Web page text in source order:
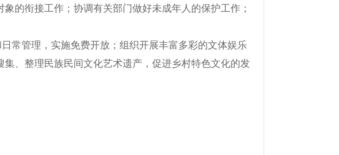
的衔接工作；协调有关部门做好未成年人的保护工作；
常管理，实施免费开放；组织开展丰富多彩的文体娱乐
、整理民族民间文化艺术遗产，促进乡村特色文化的发